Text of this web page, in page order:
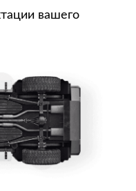
вашего